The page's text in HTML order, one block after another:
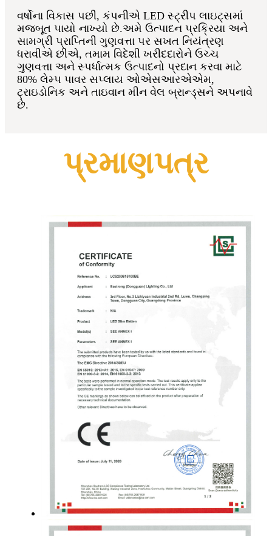
વર્ષોના વિકાસ પછી, કંપનીએ LED સ્ટ્રીપ લાઇટ્સમાં
મજબૂત પાયો નાખ્યો છે.અમે ઉત્પાદન પ્રક્રિયા અને
સામગ્રી પ્રાપ્તિની ગુણવત્તા પર સખત નિયંત્રણ
ધરાવીએ છીએ, તમામ વિદેશી ખરીદદારોને ઉચ્ચ
ગુણવત્તા અને સ્પર્ધાત્મક ઉત્પાદનો પ્રદાન કરવા માટે
80% લેમ્પ પાવર સપ્લાય ઓએસઆરએએમ,
ટ્રાઇડોનિક અને તાઇવાન મીન વેલ બ્રાન્ડ્સને અપનાવે
છે.
પ્રમાણપત્ર